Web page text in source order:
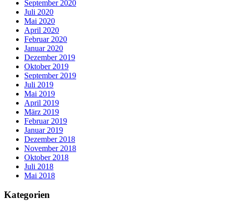
September 2020
Juli 2020
Mai 2020
April 2020
Februar 2020
Januar 2020
Dezember 2019
Oktober 2019
September 2019
Juli 2019
Mai 2019
April 2019
März 2019
Februar 2019
Januar 2019
Dezember 2018
November 2018
Oktober 2018
Juli 2018
Mai 2018
Kategorien